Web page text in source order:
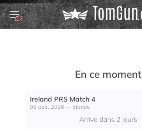
En ce moment
Ireland PRS Match 4
08 août 2026 — Irlande
Arrive dans 2 jours